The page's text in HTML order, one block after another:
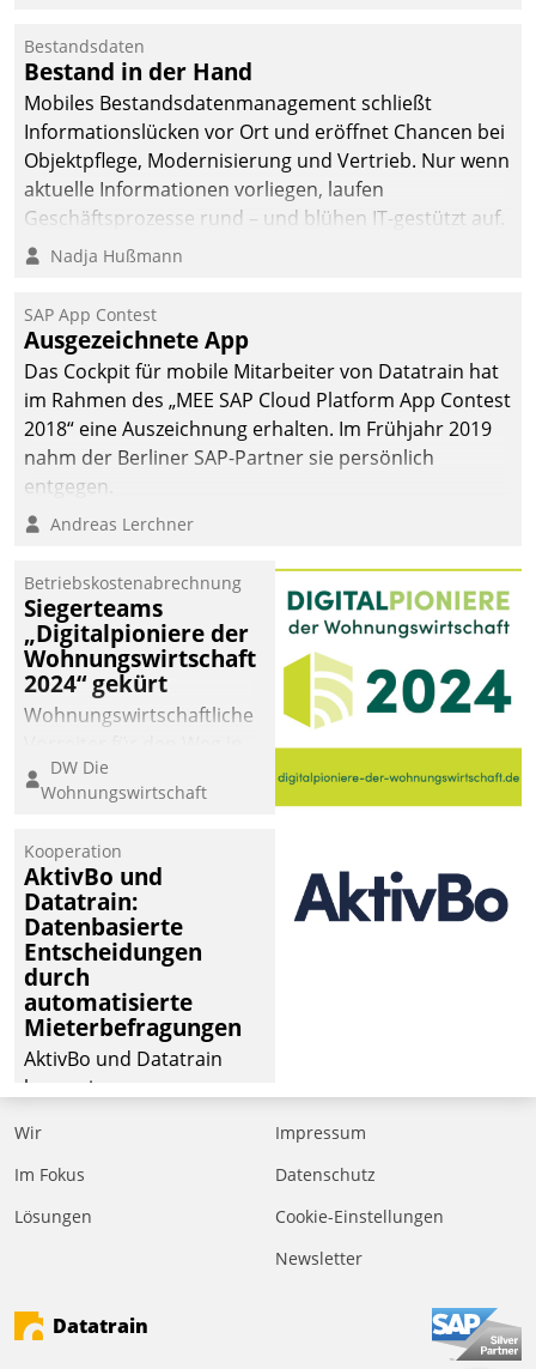
Bestandsdaten
Bestand in der Hand
Mobiles Bestandsdatenmanagement schließt
Informationslücken vor Ort und eröffnet Chancen bei
Objektpflege, Modernisierung und Vertrieb. Nur wenn
aktuelle Informationen vorliegen, laufen
Geschäftsprozesse rund – und blühen IT-gestützt auf.
Nadja Hußmann
SAP App Contest
Ausgezeichnete App
Das Cockpit für mobile Mitarbeiter von Datatrain hat
im Rahmen des „MEE SAP Cloud Platform App Contest
2018“ eine Auszeichnung erhalten. Im Frühjahr 2019
nahm der Berliner SAP-Partner sie persönlich
entgegen.
Andreas Lerchner
Betriebskostenabrechnung
Siegerteams
„Digitalpioniere der
Wohnungswirtschaft
2024“ gekürt
Wohnungswirtschaftliche
eine digitale Zukunft zu
finden, ist das Ziel des
der
Wohnungswirtschaft“.
Bewerben können sich
dafür ein Team
bestehend aus
Wohnungsunternehmen
und PropTech.
DW Die
Wohnungswirtschaft
Kooperation
AktivBo und
Datatrain:
Datenbasierte
Entscheidungen
durch
automatisierte
Mieterbefragungen
AktivBo und Datatrain
kooperieren –
profitieren: Die nahtlose
Integration der Lösungen
Datatrain ermöglicht
Mieterbefragungen – eine
starke Grundlage für
Wir
Im Fokus
Lösungen
Impressum
Datenschutz
Cookie-Einstellungen
Newsletter
Datatrain